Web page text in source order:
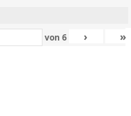
von 6 › »